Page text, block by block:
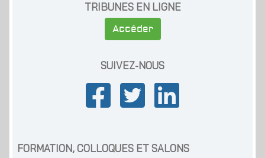
TRIBUNES EN LIGNE
Accéder
SUIVEZ-NOUS
FORMATION, COLLOQUES ET SALONS